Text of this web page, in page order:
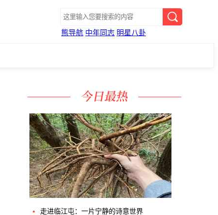
熊导航 中年同志 明星八卦
走进临江屯：一片宁静的诗意世界